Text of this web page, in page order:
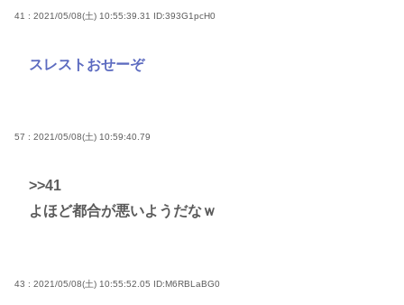
41 : 2021/05/08(土) 10:55:39.31 ID:393G1pcH0
スレストおせーぞ
57 : 2021/05/08(土) 10:59:40.79
>>41
よほど都合が悪いようだなｗ
43 : 2021/05/08(土) 10:55:52.05 ID:M6RBLaBG0